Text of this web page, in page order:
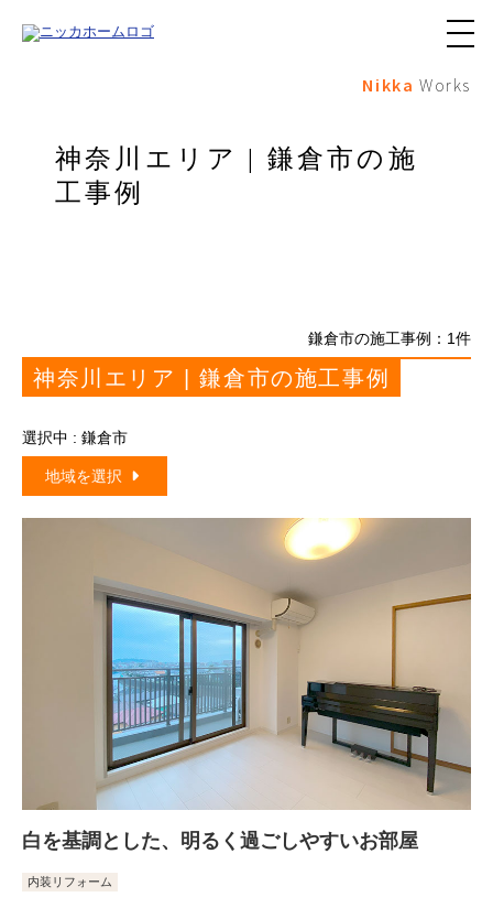
メ
ュ
Nikka Works
神奈川エリア | 鎌倉市の施
工事例
鎌倉市の施工事例： 1件
神奈川エリア | 鎌倉市の施工事例
選択中 : 鎌倉市
地域を選択
白を基調とした、明るく過ごしやすいお部屋
内装リフォーム